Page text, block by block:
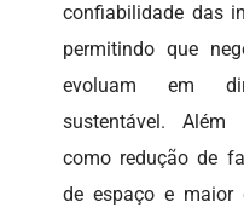
confiabilidade das
permitindo que
evoluam em
sustentável. Além
como redução de
de espaço e maior